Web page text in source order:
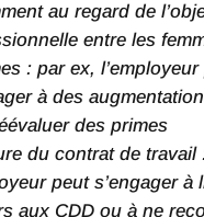
au regard de
entre les
: par ex, l’employeur
à des
des primes
du contrat de travail
peut s’engager à
aux CDD ou à ne